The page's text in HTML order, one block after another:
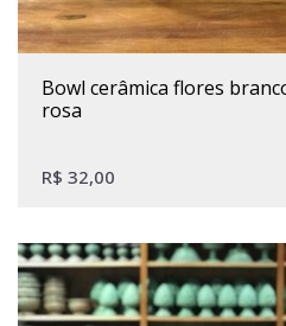
bowl cerâmica flores branco e
rosa
R$ 32,00